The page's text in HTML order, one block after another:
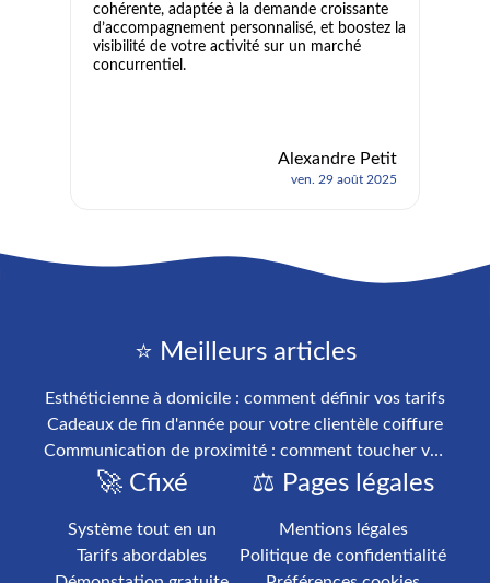
cohérente, adaptée à la demande croissante
d’accompagnement personnalisé, et boostez la
visibilité de votre activité sur un marché
concurrentiel.
Alexandre Petit
ven. 29 août 2025
⭐ Meilleurs articles
Esthéticienne à domicile : comment définir vos tarifs
Cadeaux de fin d'année pour votre clientèle coiffure
Communication de proximité : comment toucher votre clientèle locale
🚀 Cfixé
Système tout en un
Tarifs abordables
⚖️ Pages légales
Mentions légales
Politique de confidentialité